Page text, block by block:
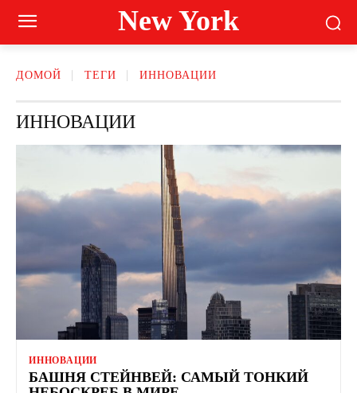
New York
ДОМОЙ ТЕГИ ИННОВАЦИИ
ИННОВАЦИИ
ИННОВАЦИИ
БАШНЯ СТЕЙНВЕЙ: САМЫЙ ТОНКИЙ